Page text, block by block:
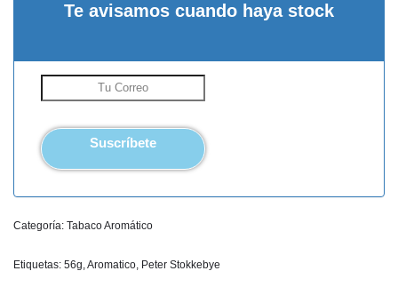
Te avisamos cuando haya stock
Suscríbete
Categoría: Tabaco Aromático
Etiquetas: 56g,Aromatico, Peter Stokkebye